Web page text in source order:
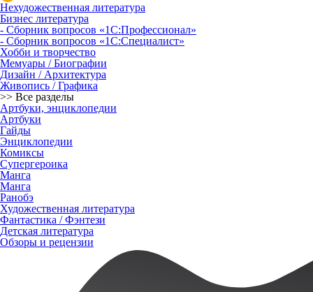
Нехудожественная литература
Бизнес литература
- Сборник вопросов «1С:Профессионал»
- Сборник вопросов «1С:Специалист»
Хобби и творчество
Мемуары / Биографии
Дизайн / Архитектура
Живопись / Графика
>> Все разделы
Артбуки, энциклопедии
Артбуки
Гайды
Энциклопедии
Комиксы
Супергероика
Манга
Манга
Ранобэ
Художественная литература
Фантастика / Фэнтези
Детская литература
Обзоры и рецензии